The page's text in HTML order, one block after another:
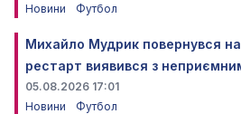
Новини
Футбол
Михайло Мудрик повернувся на
рестарт виявився з
05.08.2026 17:01
Новини
Футбол